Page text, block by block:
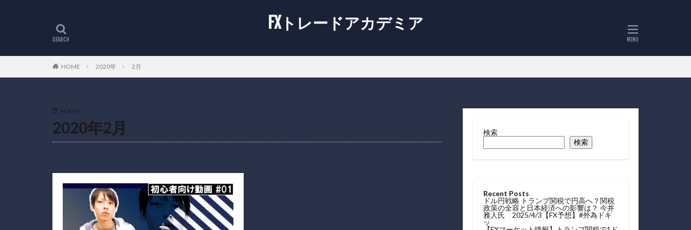
FXトレードアカデミア
HOME 2020年 2月
MONTH
2020年2月
検索
検索
Recent Posts
ドル円戦略 トランプ関税で円高へ？関税
政策の全容と日本経済への影響は？ 今井
雅人氏 2025/4/3【FX予想】#外為ドキ
ッ